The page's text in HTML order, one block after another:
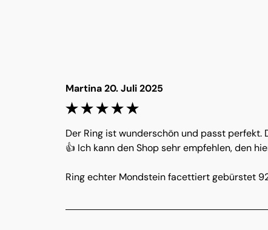
Martina 20. Juli 2025
Der Ring ist wunderschön und passt perfekt.
👍 Ich kann den Shop sehr empfehlen, den
Ring echter Mondstein facettiert gebürstet